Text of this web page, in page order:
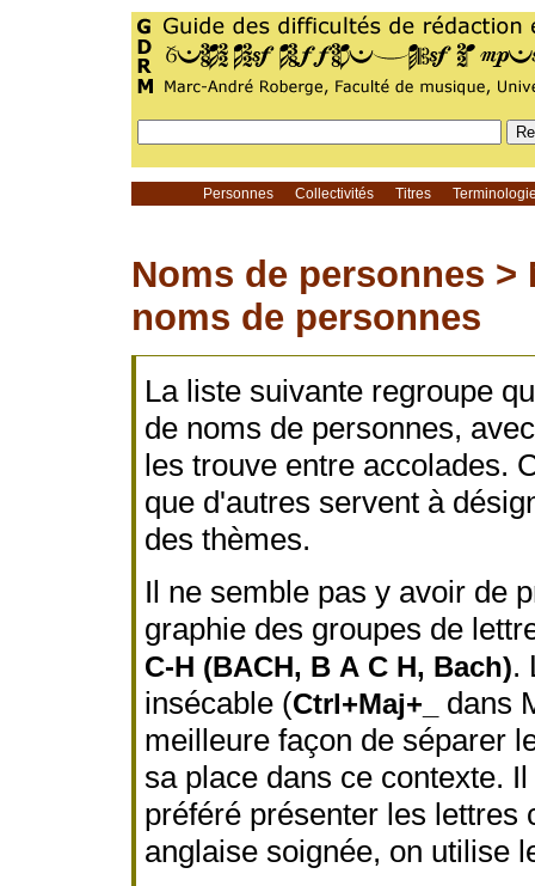
Personnes Collectivités Titres
Noms de personnes >
noms de personnes
La liste suivante regroupe
de noms de personnes,
les trouve entre accolades.
que d'autres servent à
des thèmes.
Il ne semble pas y avoir de
graphie des groupes de
C-H (BACH, B A C H, Bach).
insécable (Ctrl+Maj+_
dans
meilleure façon de séparer
sa place dans ce contexte.
préféré présenter les lettres
anglaise soignée, on utilise